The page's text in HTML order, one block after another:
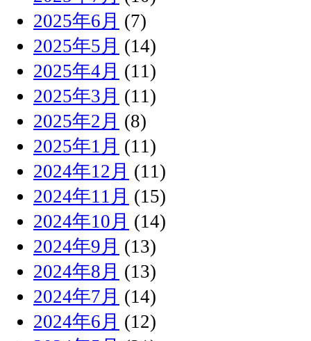
2025年6月 (7)
2025年5月 (14)
2025年4月 (11)
2025年3月 (11)
2025年2月 (8)
2025年1月 (11)
2024年12月 (11)
2024年11月 (15)
2024年10月 (14)
2024年9月 (13)
2024年8月 (13)
2024年7月 (14)
2024年6月 (12)